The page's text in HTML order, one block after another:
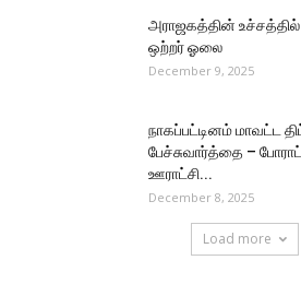
அராஜகத்தின் உச்சத்தில்
ஒற்றர் ஓலை
December 9, 2025
நாகப்பட்டினம் மாவட்ட
பேச்சுவார்த்தை –
ஊராட்சி...
December 8, 2025
Load more